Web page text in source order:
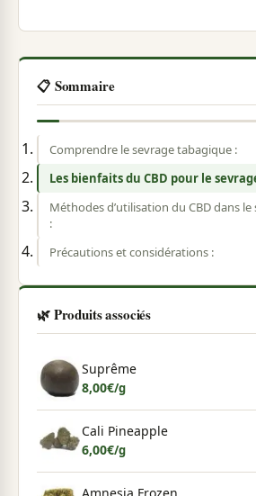
📋 Sommaire
Comprendre le sevrage tabagique :
Les bienfaits du CBD pour le
Méthodes d’utilisation du CBD dans
:
Précautions et considérations :
🌿 Produits associés
Suprême
8,00€/g
Cali Pineapple
6,00€/g
Amnesia Frozen